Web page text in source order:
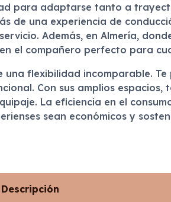
para adaptarse tanto a
de una experiencia de
Además, en Almería,
el compañero perfecto para
una flexibilidad incomparable.
Con sus amplios
La eficiencia en el
sean económicos y
Descripción